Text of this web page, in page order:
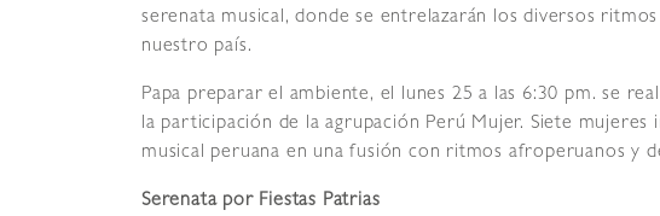
serenata musical, donde se entrelazarán los diversos
nuestro país.
Papa preparar el ambiente, el lunes 25 a las 6:30 pm. se
la participación de la agrupación Perú Mujer. Siete
musical peruana en una fusión con ritmos afroperuanos y
Serenata por Fiestas Patrias